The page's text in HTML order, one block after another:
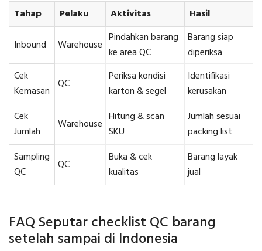
Tahap Pelaku Aktivitas Hasil
Inbound Warehouse Pindahkan barang
ke area QC
Barang siap
diperiksa
Cek
Kemasan QC
Periksa kondisi
karton & segel
Identifikasi
kerusakan
Cek
Jumlah
Warehouse Hitung & scan
SKU
Jumlah sesuai
packing list
Sampling
QC
QC
Buka & cek
kualitas
Barang layak
jual
FAQ Seputar checklist QC barang
setelah sampai di Indonesia